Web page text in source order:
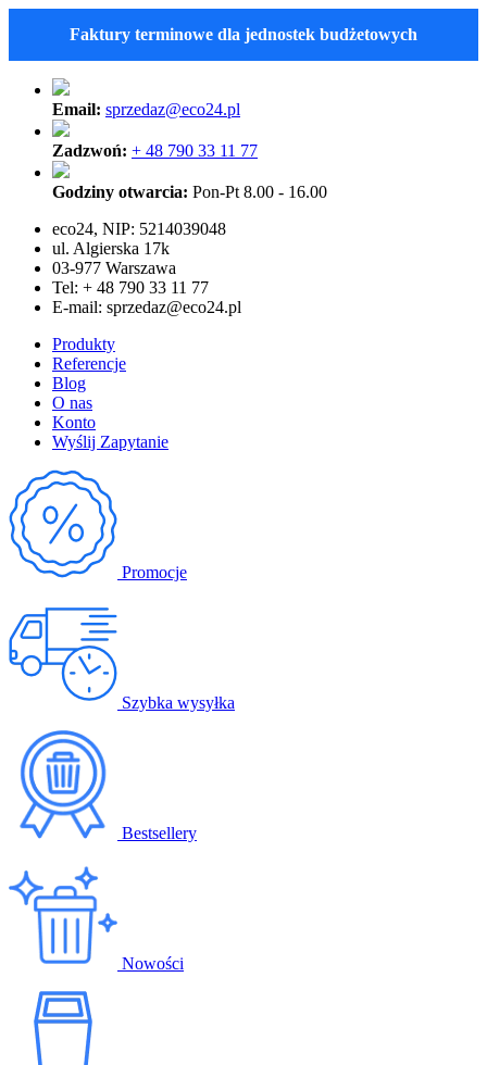
Faktury terminowe dla jednostek budżetowych
Email: sprzedaz@eco24.pl
Zadzwoń: + 48 790 33 11 77
Godziny otwarcia: Pon-Pt 8.00 - 16.00
eco24, NIP: 5214039048
ul. Algierska 17k
03-977 Warszawa
Tel: + 48 790 33 11 77
E-mail: sprzedaz@eco24.pl
Produkty
Referencje
Blog
O nas
Konto
Wyślij Zapytanie
Promocje
Szybka wysyłka
Bestsellery
Nowości